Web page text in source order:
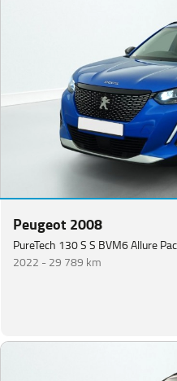
Peugeot 2008
PureTech 130 S S BVM6 Allure
2022 -29 789 km